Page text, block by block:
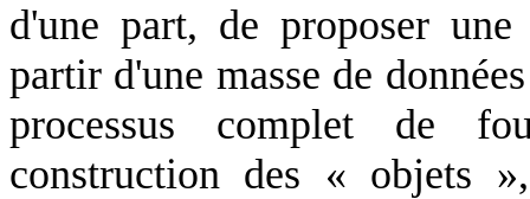
d'une part, de proposer
partir d'une masse de
processus complet de
construction des « objets